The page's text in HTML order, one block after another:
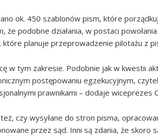
ok. 450 szablonów pism, które
że podobne działania, w postaci
planuje przeprowadzenie pilotażu z
w tym zakresie. Podobnie jak w kwestii
postępowaniu egzekucyjnym,
prawnikami – dodaje wiceprezes
czy wysyłane do stron pisma,
przez sąd. Inni są zdania, że skoro